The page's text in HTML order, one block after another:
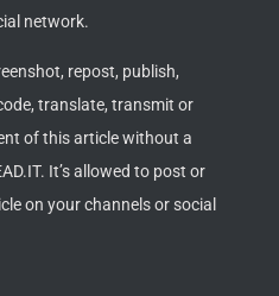
network.
repost, publish,
translate, transmit or
of this article without a
It’s allowed to post or
on your channels or social